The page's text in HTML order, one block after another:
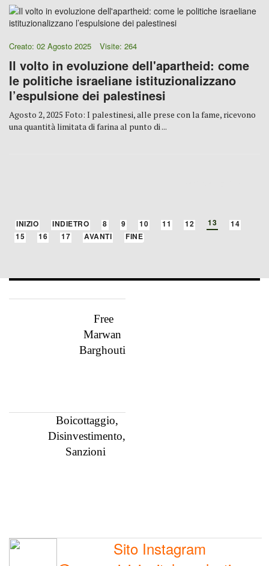
Creato: 02 Agosto 2025 Visite: 264
Il volto in evoluzione dell'apartheid: come
le politiche israeliane istituzionalizzano
l’espulsione dei palestinesi
Agosto 2, 2025 Foto: I palestinesi, alle prese con la fame, ricevono
una quantità limitata di farina al punto di ...
INIZIO INDIETRO 8 9 10 11 12 13
14
15
16 17 AVANTI FINE
Free
Marwan
Barghouti
Boicottaggio,
Disinvestimento,
Sanzioni
Sito Instagram